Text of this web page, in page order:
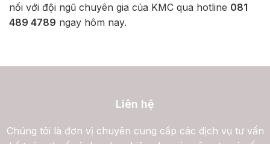
nối với đội ngũ chuyên gia của KMC qua hotline 081
489 4789 ngay hôm nay.
Liên hệ
Chúng tôi là đơn vị chuyên cung cấp các dịch vụ tư vấn